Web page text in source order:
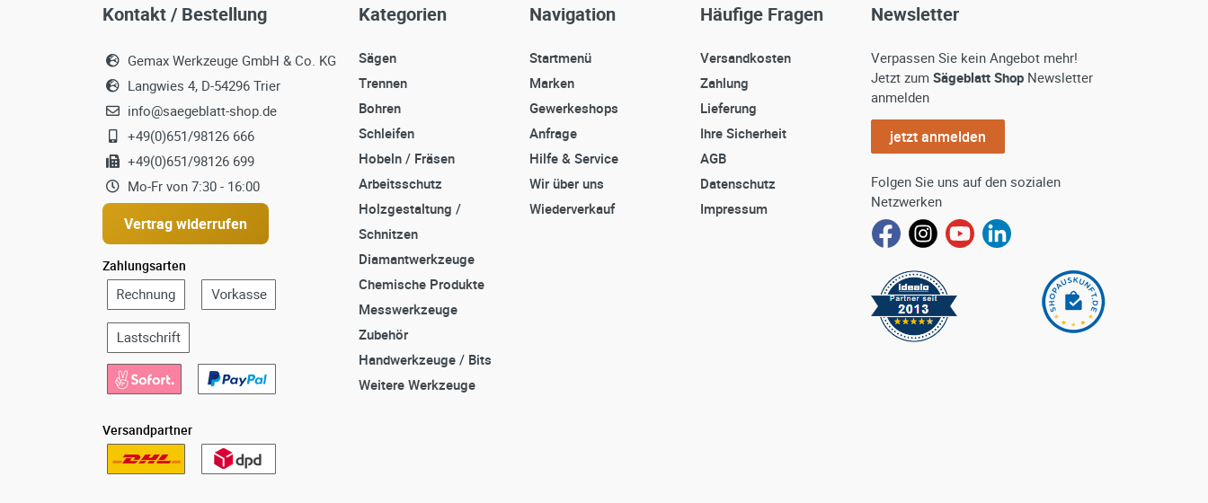
Kontakt / Bestellung
Gemax Werkzeuge GmbH & Co. KG
Langwies 4, D-54296 Trier
info@saegeblatt-shop.de
+49(0)651/98126 666
+49(0)651/98126 699
Mo-Fr von 7:30 - 16:00
Vertrag widerrufen
Zahlungsarten
Versandpartner
Kategorien
Sägen
Trennen
Bohren
Schleifen
Hobeln / Fräsen
Arbeitsschutz
Holzgestaltung /
Schnitzen
Diamantwerkzeuge
Chemische Produkte
Messwerkzeuge
Zubehör
Handwerkzeuge / Bits
Weitere Werkzeuge
Navigation
Startmenü
Marken
Gewerkeshops
Anfrage
Hilfe & Service
Wir über uns
Wiederverkauf
Häufige Fragen
Versandkosten
Zahlung
Lieferung
Ihre Sicherheit
AGB
Datenschutz
Impressum
Newsletter
Verpassen Sie kein Angebot mehr!
Jetzt zum Sägeblatt Shop Newsletter
anmelden
jetzt anmelden
Folgen Sie uns auf den sozialen
Netzwerken